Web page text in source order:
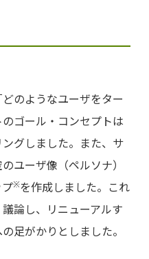
のようなユーザをター
ゴール・コンセプトは
グしました。また、サ
ユーザ像（ペルソナ）
※を作成しました。これ
論し、リニューアルす
足がかりとしました。